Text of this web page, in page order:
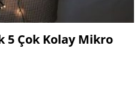
5 Çok Kolay Mikro